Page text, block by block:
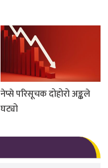
नेप्से परिसूचक दोहोरो अङ्कले
घट्यो